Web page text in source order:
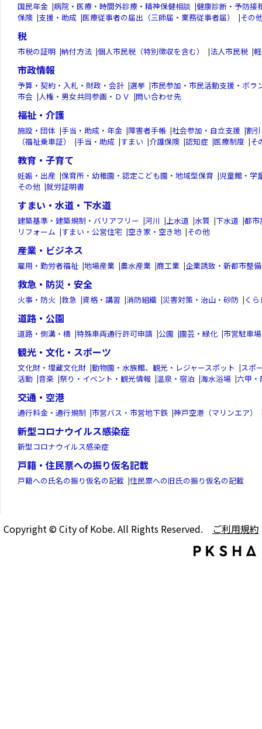
国民年金 |病院・医療・時間外診療・精神保健相談 |健康診断・予防接
保険 |支援・助成 |医療従事者の届出（三師届・業務従事者届） |その
税
市税の証明 |納付方法 |個人市民税（特別徴収を含む） |法人市民税 |
市政情報
予算・契約・入札・財政・会計 |選挙 |市民参加・市民活動支援・ボラ
市会 |人権・男女共同参画・ＤＶ |問い合わせ先
福祉・介護
施設・団体 |手当・助成・年金 |障害者手帳 |社会参加・自立支援 |割
（福祉乗車証）
|手当・助成 |すまい |介護保険 |認知症 |医療制度 |そ
教育・子育て
妊娠・出産 |保育所・幼稚園・認定こども園・地域型保育 |児童館・学
その他 |就労証明書
すまい・水道・下水道
建築基準・建築規制・バリアフリー |河川 |上水道 |水質 |下水道 |都市
リフォーム |すまい・公営住宅 |空き家・空き地 |その他
産業・ビジネス
雇用・勤労者福祉 |地場産業 |農水産業 |商工業 |企業誘致・新都市整備
救急・防災・安全
火事・防火 |救急 |資格・講習 |消防組織 |災害対策・治山・砂防 |く
道路・公園
道路・側溝・橋 |特殊車両通行許可申請 |公園 |園芸・緑化 |市営駐車
観光・文化・スポーツ
文化財・埋蔵文化財 |動物園・水族館、観光・レジャースポット |スポ
活動 |音楽 |祭り・イベント・観光情報 |温泉・宿泊 |海水浴場 |六甲
交通・空港
通行料金・通行規制 |市営バス・市営地下鉄 |神戸空港（マリンエア）
新型コロナウイルス感染症
新型コロナウイルス感染症
戸籍・住民票への振り仮名記載
戸籍への氏名の振り仮名の記載 |住民票への旧氏の振り仮名の記載
Copyright © City of Kobe. All Rights Reserved. ご利用規約